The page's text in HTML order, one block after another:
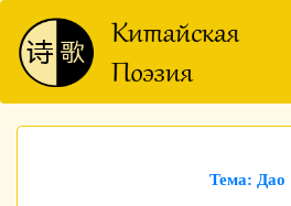
Тема: Дао